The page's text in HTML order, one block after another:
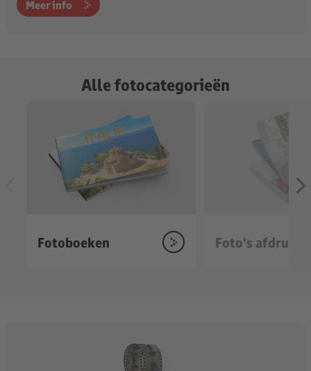
Meer info
Alle fotocategorieën
Fotoboeken Foto's